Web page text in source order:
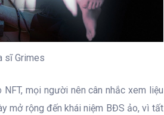
sĩ Grimes
mọi người nên cân nhắc xem liệu
mở rộng đến khái niệm BĐS ảo, vì tất